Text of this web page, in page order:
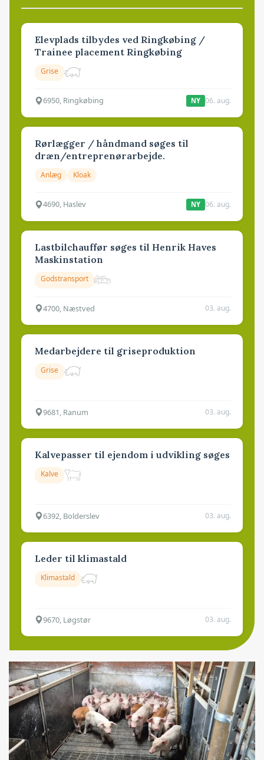
Elevplads tilbydes ved Ringkøbing /
Trainee placement Ringkøbing
Grise
6950, Ringkøbing NY 06. aug.
Rørlægger / håndmand søges til
dræn/entreprenørarbejde.
Anlæg Kloak
4690, Haslev NY 06. aug.
Lastbilchauffør søges til Henrik Haves
Maskinstation
Godstransport
4700, Næstved 03. aug.
Medarbejdere til griseproduktion
Grise
9681, Ranum 03. aug.
Kalvepasser til ejendom i udvikling søges
Kalve
6392, Bolderslev 03. aug.
Leder til klimastald
Klimastald
9670, Løgstør 03. aug.